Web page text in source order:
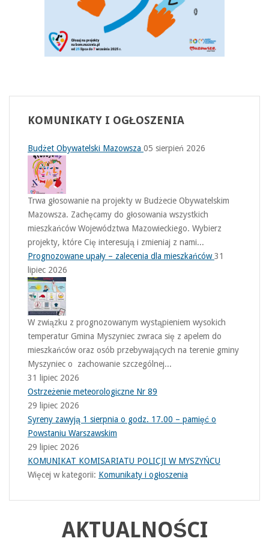
KOMUNIKATY I OGŁOSZENIA
Budżet Obywatelski Mazowsza 05 sierpień 2026
Trwa głosowanie na projekty w Budżecie Obywatelskim
Mazowsza. Zachęcamy do głosowania wszystkich
mieszkańców Województwa Mazowieckiego. Wybierz
projekty, które Cię interesują i zmieniaj z nami...
Prognozowane upały – zalecenia dla mieszkańców31
lipiec 2026
W związku z prognozowanym wystąpieniem wysokich
temperatur Gmina Myszyniec zwraca się z apelem do
mieszkańców oraz osób przebywających na terenie gminy
Myszyniec o zachowanie szczególnej...
31 lipiec 2026
Ostrzeżenie meteorologiczne Nr 89
29 lipiec 2026
Syreny zawyją 1 sierpnia o godz. 17.00 – pamięć o
Powstaniu Warszawskim
29 lipiec 2026
KOMUNIKAT KOMISARIATU POLICJI W MYSZYŃCU
Więcej w kategorii: Komunikaty i ogłoszenia
AKTUALNOŚCI